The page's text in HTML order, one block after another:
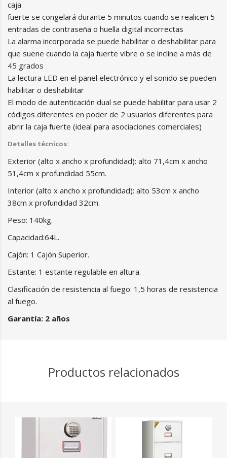
caja
fuerte se congelará durante 5 minutos cuando se realicen 5
entradas de contraseña o huella digital incorrectas
La alarma incorporada se puede habilitar o deshabilitar para
que suene cuando la caja fuerte vibre o se incline a más de
45 grados
La lectura LED en el panel electrónico y el sonido se pueden
habilitar o deshabilitar
El modo de autenticación dual se puede habilitar para usar 2
códigos diferentes en poder de 2 usuarios diferentes para
abrir la caja fuerte (ideal para asociaciones comerciales)
Detalles técnicos:
Exterior (alto x ancho x profundidad): alto 71,4cm x ancho
51,4cm x profundidad 55cm.
Interior (alto x ancho x profundidad): alto 53cm x ancho
38cm x profundidad 32cm.
Peso: 140kg.
Capacidad:64L.
Cajón: 1 Cajón Superior.
Estante: 1 estante regulable en altura.
Clasificación de resistencia al fuego: 1,5 horas de resistencia
al fuego.
Garantía: 2 años
Productos relacionados